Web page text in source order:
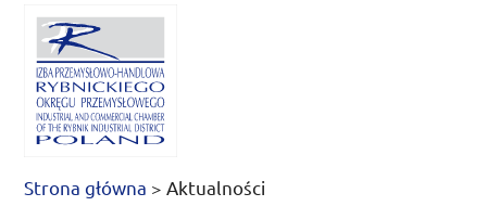
Strona główna > Aktualności